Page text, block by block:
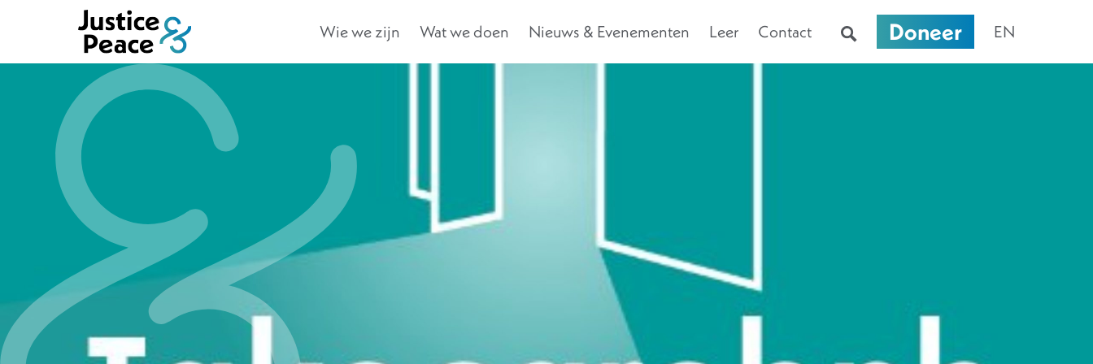
Wie we zijn Wat we doen Nieuws & Evenementen Leer Contact Doneer EN